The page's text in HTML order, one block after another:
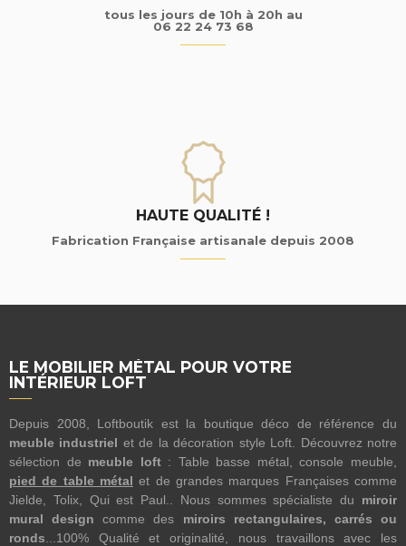
tous les jours de 10h à 20h au
06 22 24 73 68
HAUTE QUALITÉ !
Fabrication Française artisanale depuis 2008
LE MOBILIER MÉTAL POUR VOTRE
INTÉRIEUR LOFT
Depuis 2008, Loftboutik est la boutique déco de référence du
meuble industriel et de la décoration style Loft. Découvrez notre
sélection de meuble loft: Table basse métal, console meuble,
pied de table métal et de grandes marques Françaises comme
Jielde, Tolix, Qui est Paul.. Nous sommes spécialiste du miroir
mural design comme des miroirs rectangulaires, carrés ou
ronds ...100% Qualité et originalité, nous travaillons avec les